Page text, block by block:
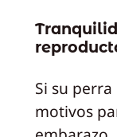
Si su
motivos